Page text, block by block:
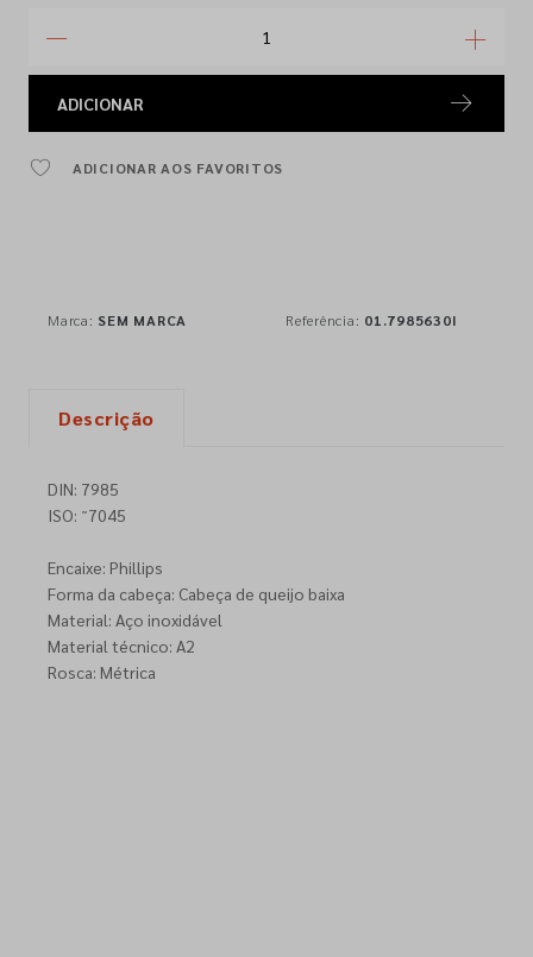
ADICIONAR
ADICIONAR AOS FAVORITOS
Marca: SEM MARCA Referência: 01.7985630I
Descrição
DIN: 7985
ISO: ˜7045
Encaixe: Phillips
Forma da cabeça: Cabeça de queijo baixa
Material: Aço inoxidável
Material técnico: A2
Rosca: Métrica